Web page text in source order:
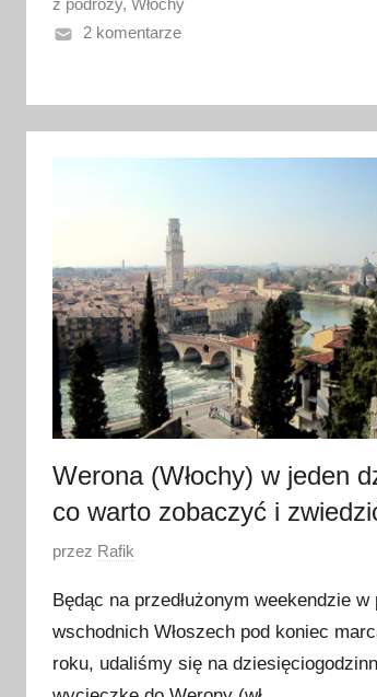
o
i
a
2
1
7
z podróży, Włochy
2 komentarze
Werona (Włochy) w jeden
co warto zobaczyć i
O
u
b
l
przez Rafik
Będąc na przedłużonym weekendzie w
wschodnich Włoszech pod koniec
roku, udaliśmy się na